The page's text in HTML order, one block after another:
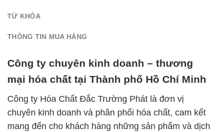
TỪ KHÓA
THÔNG TIN MUA HÀNG
Công ty chuyên kinh doanh – thương
mại hóa chất tại Thành phố Hồ Chí Minh
Công ty Hóa Chất Đắc Trường Phát là đơn vị
chuyên kinh doanh và phân phối hóa chất, cam kết
mang đến cho khách hàng những sản phẩm và dịch